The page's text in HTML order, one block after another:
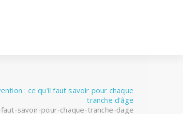
: ce qu'il faut savoir pour chaque
tranche d'âge
savoir-pour-chaque-tranche-dage